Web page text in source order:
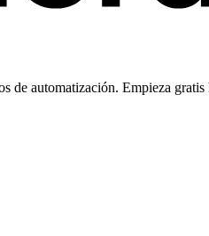
de automatización. Empieza gratis